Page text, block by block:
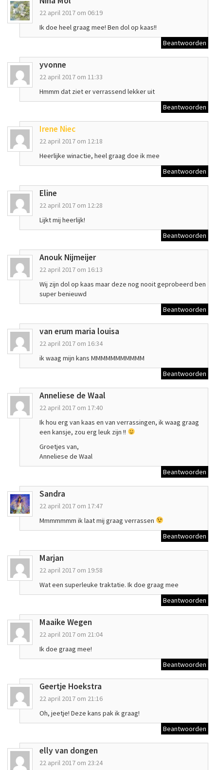
22 april 2017 om 06:19
Ik doe heel graag mee! Ben dol op kaas!!
Beantwoorden
yvonne
22 april 2017 om 11:33
Hmmm dat ziet er verrassend lekker uit
Beantwoorden
Irene Niec
22 april 2017 om 12:18
Heerlijke winactie, heel graag doe ik mee
Beantwoorden
Eline
22 april 2017 om 12:28
Lijkt mij heerlijk!
Beantwoorden
Anouk Nijmeijer
22 april 2017 om 16:13
Wij zijn dol op kaas maar deze nog nooit geprobeerd ben
super benieuwd
Beantwoorden
van erum maria louisa
22 april 2017 om 16:34
ik waag mijn kans MMMMMMMMMMM
Beantwoorden
Anneliese de Waal
22 april 2017 om 17:40
Ik hou erg van kaas en van verrassingen, ik waag graag
een kansje, zou erg leuk zijn !!
Groetjes van,
Anneliese de Waal
Beantwoorden
Sandra
22 april 2017 om 17:47
Mmmmmmm ik laat mij graag verrassen
Beantwoorden
Marjan
22 april 2017 om 19:58
Wat een superleuke traktatie. Ik doe graag mee
Beantwoorden
Maaike Wegen
22 april 2017 om 21:04
Ik doe graag mee!
Beantwoorden
Geertje Hoekstra
22 april 2017 om 21:16
Oh, jeetje! Deze kans pak ik graag!
Beantwoorden
elly van dongen
22 april 2017 om 23:24